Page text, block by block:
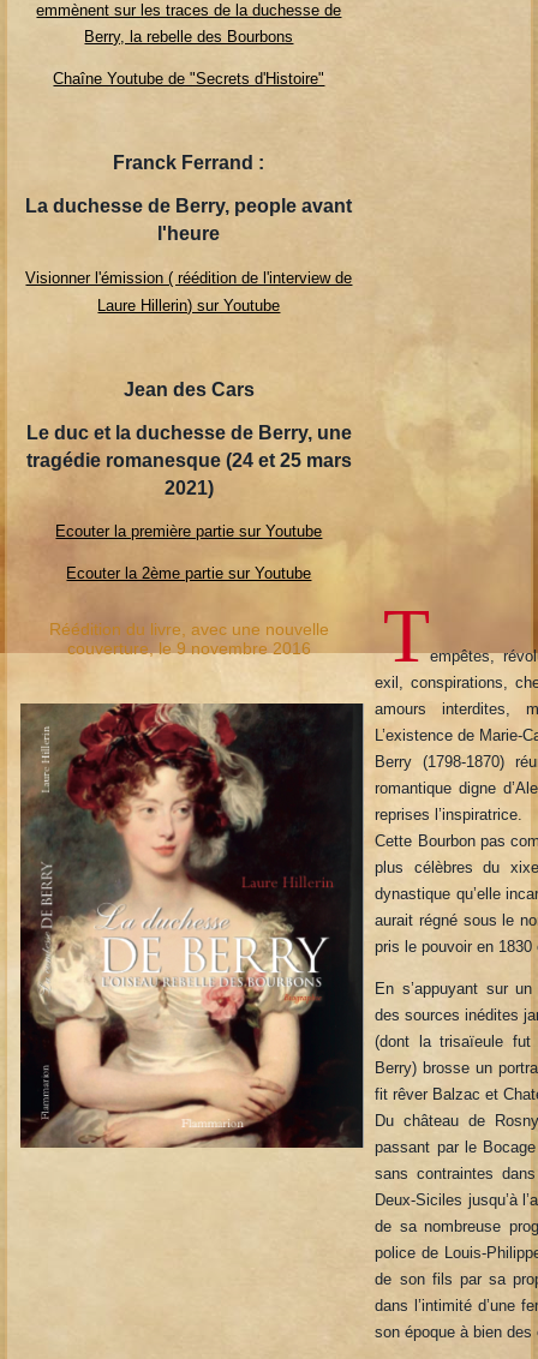
emmènent sur les traces de la duchesse de
Berry, la rebelle des Bourbons
Chaîne Youtube de "Secrets d'Histoire"
Franck Ferrand :
La duchesse de Berry, people avant
l'heure
Visionner l'émission ( réédition de l'interview de
Laure Hillerin) sur Youtube
Jean des Cars
Le duc et la duchesse de Berry, une
tragédie romanesque (24 et 25 mars
2021)
Ecouter la première partie sur Youtube
Ecouter la 2ème partie sur Youtube
Réédition du livre, avec une nouvelle
couverture, le 9 novembre 2016
Tempêtes,
exil, conspirations,
amours interdites,
L’existence de Marie-
Berry (1798-1870)
romantique digne
reprises l’inspiratrice.
Cette Bourbon pas
plus célèbres du
dynastique qu’elle
aurait régné sous le
pris le pouvoir en
En s’appuyant sur
des sources inédites
(dont la trisaïeule fut
Berry) brosse un
fit rêver Balzac et
Du château de
passant par le
sans contraintes
Deux-Siciles jusqu’à
de sa nombreuse
police de Louis-
de son fils par sa
dans l’intimité d’une
son époque à bien des